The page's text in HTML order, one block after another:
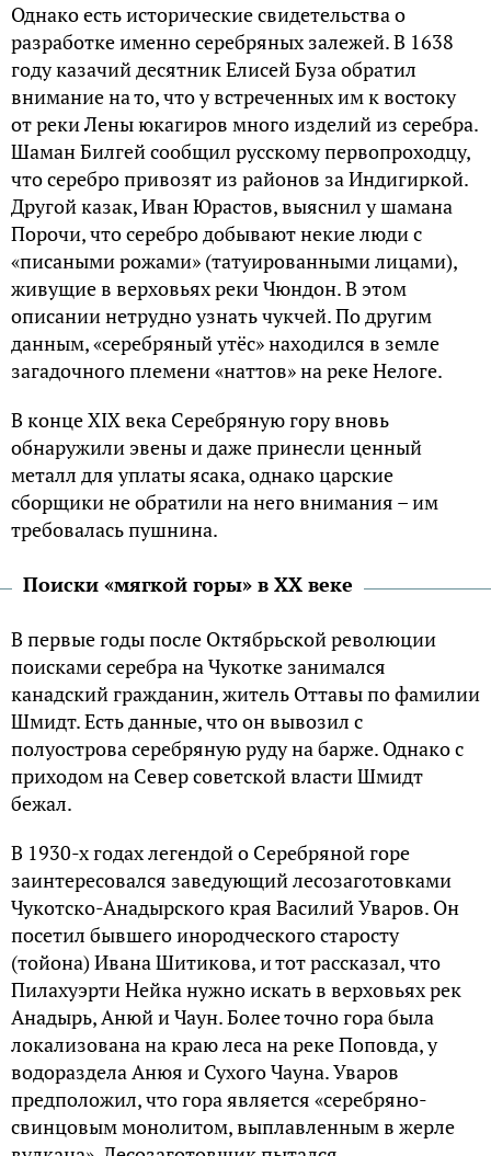
Однако есть исторические свидетельства о
разработке именно серебряных залежей. В 1638
году казачий десятник Елисей Буза обратил
внимание на то, что у встреченных им к востоку
от реки Лены юкагиров много изделий из серебра.
Шаман Билгей сообщил русскому первопроходцу,
что серебро привозят из районов за Индигиркой.
Другой казак, Иван Юрастов, выяснил у шамана
Порочи, что серебро добывают некие люди с
«писаными рожами» (татуированными лицами),
живущие в верховьях реки Чюндон. В этом
описании нетрудно узнать чукчей. По другим
данным, «серебряный утёс» находился в земле
загадочного племени «наттов» на реке Нелоге.
В конце XIX века Серебряную гору вновь
обнаружили эвены и даже принесли ценный
металл для уплаты ясака, однако царские
сборщики не обратили на него внимания – им
требовалась пушнина.
Поиски «мягкой горы» в XX веке
В первые годы после Октябрьской революции
поисками серебра на Чукотке занимался
канадский гражданин, житель Оттавы по фамилии
Шмидт. Есть данные, что он вывозил с
полуострова серебряную руду на барже. Однако с
приходом на Север советской власти Шмидт
бежал.
В 1930-х годах легендой о Серебряной горе
заинтересовался заведующий лесозаготовками
Чукотско-Анадырского края Василий Уваров. Он
посетил бывшего инородческого старосту
(тойона) Ивана Шитикова, и тот рассказал, что
Пилахуэрти Нейка нужно искать в верховьях рек
Анадырь, Анюй и Чаун. Более точно гора была
локализована на краю леса на реке Поповда, у
водораздела Анюя и Сухого Чауна. Уваров
предположил, что гора является «серебряно-
свинцовым монолитом, выплавленным в жерле